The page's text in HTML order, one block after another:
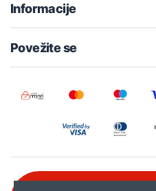
Informacije
Povežite se